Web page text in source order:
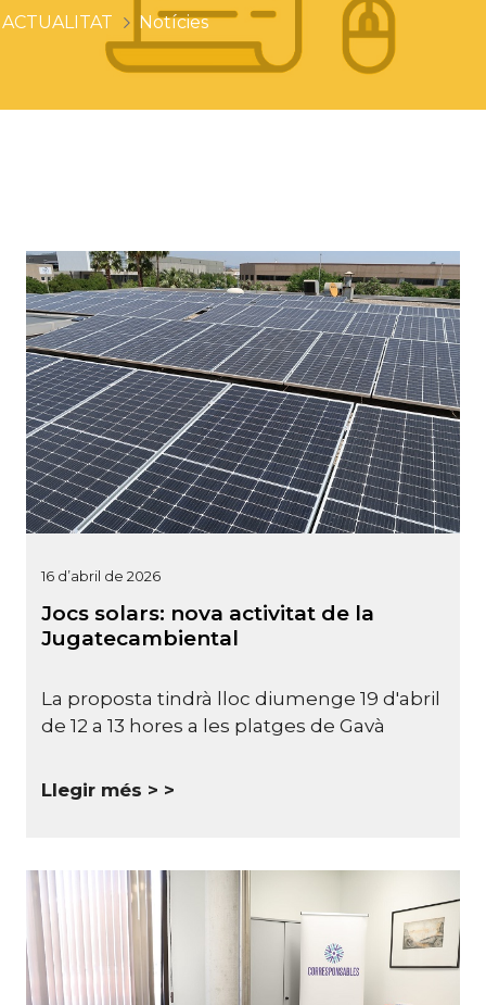
ACTUALITAT Notícies
16 d’abril de 2026
Jocs solars: nova activitat de la
Jugatecambiental
La proposta tindrà lloc diumenge 19 d'abril
de 12 a 13 hores a les platges de Gavà
Llegir més >